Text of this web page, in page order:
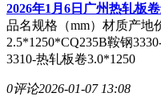
2026年1月6日广州热轧板
品名规格（mm）材质产地
2.5*1250*CQ235B鞍钢
3310-热轧板卷3.0*1250
0评论2026-01-07 13:08